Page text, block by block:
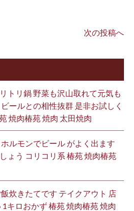
次の投稿へ
トリ鍋 野菜も沢山取れて元気も
ールとの相性抜群 是非お試しく
焼肉椿苑 焼肉 太田焼肉
ルモンでビール がよく出ます
ょう コリコリ系 椿苑 焼肉椿苑
炊きたてです テイクアウト 店
キロおかず 椿苑 焼肉椿苑 焼肉